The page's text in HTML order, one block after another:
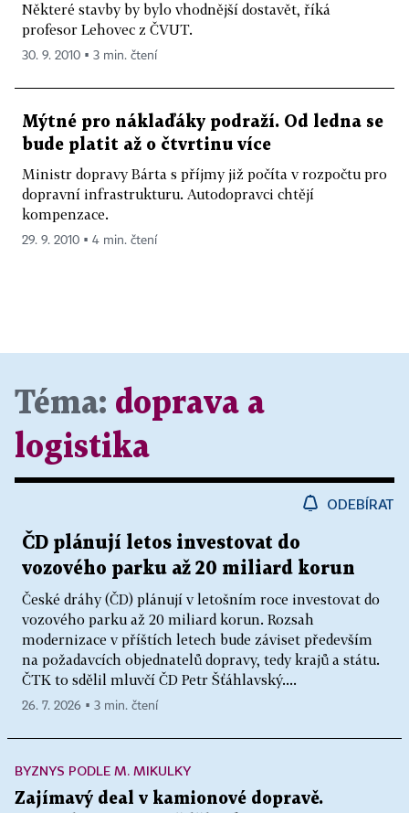
Některé stavby by bylo vhodnější dostavět, říká
profesor Lehovec z ČVUT.
30. 9. 2010 ▪ 3 min. čtení
Mýtné pro náklaďáky podraží. Od ledna se
bude platit až o čtvrtinu více
Ministr dopravy Bárta s příjmy již počíta v rozpočtu pro
dopravní infrastrukturu. Autodopravci chtějí
kompenzace.
29. 9. 2010 ▪ 4 min. čtení
Téma: doprava a
logistika
ODEBÍRAT
ČD plánují letos investovat do
vozového parku až 20 miliard korun
České dráhy (ČD) plánují v letošním roce investovat do
vozového parku až 20 miliard korun. Rozsah
modernizace v příštích letech bude záviset především
na požadavcích objednatelů dopravy, tedy krajů a státu.
ČTK to sdělil mluvčí ČD Petr Šťáhlavský....
26. 7. 2026 ▪ 3 min. čtení
BYZNYS PODLE M. MIKULKY
Zajímavý deal v kamionové dopravě.